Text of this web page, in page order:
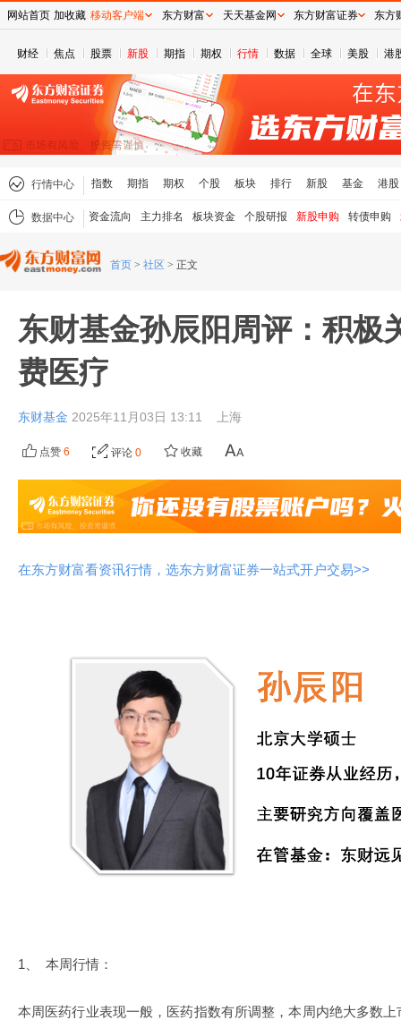
财经 焦点 股票 新股 期指 期权 行情 数据 全球 美股 港
行情中心 指数 期指 期权 个股 板块 排行 新股 基金 港股
数据中心 资金流向 主力排名 板块资金 个股研报 新股申购 转债申购
首页 > 社区 > 正文
东财基金孙辰阳周评：积极
费医疗
东财基金 2025年11月03日 13:11 上海
点赞 6 评论 0 收藏
在东方财富看资讯行情，选东方财富证券一站式开户交易>>
1、 本周行情：
本周医药行业表现一般，医药指数有所调整，本周内绝大多数
网站首页 加收藏 移动客户端 东方财富 天天基金网 东方财富证券 东方